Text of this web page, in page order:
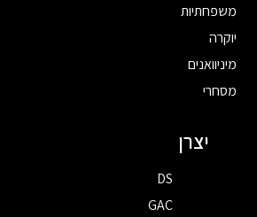
משפחתיות
יוקרה
מיניוואנים
מסחרי
יצרן
DS
GAC